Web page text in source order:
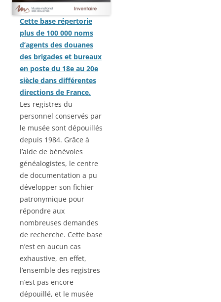
Cette base répertorie
plus de 100 000 noms
d’agents des douanes
des brigades et bureaux
en poste du 18e au 20e
siècle dans différentes
directions de France.
Les registres du
personnel conservés par
le musée sont dépouillés
depuis 1984. Grâce à
l’aide de bénévoles
généalogistes, le centre
de documentation a pu
développer son fichier
patronymique pour
répondre aux
nombreuses demandes
de recherche. Cette base
n’est en aucun cas
exhaustive, en effet,
l’ensemble des registres
n’est pas encore
dépouillé, et le musée